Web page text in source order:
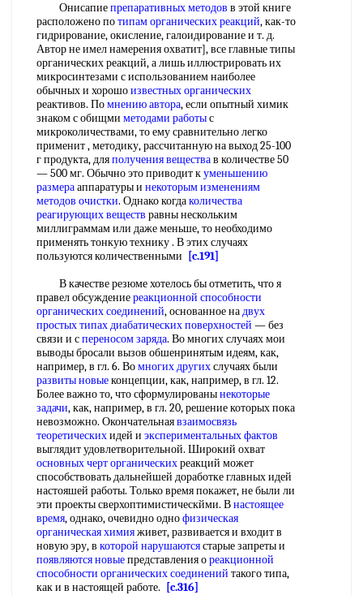
Онисапиепрепаративных методов в этой книге
расположено потипам органических реакций, как-то
гидрирование, окисление, галоидирование и т. д.
Автор не имел намерения охватит], все главные типы
органических реакций, а лишь иллюстрировать их
микросинтезами с использованием наиболее
обычных и хорошоизвестных органических
реактивов. Помнению автора, если опытный химик
знаком с обищми методами работыс
микроколичествами, то ему сравнительно легко
применит , методику, рассчитанную на выход 25-100
г продукта, дляполучения веществав количестве 50
— 500 мг. Обычно это приводит куменьшению
размерааппаратуры и некоторым изменениям
методов очистки. Однако когдаколичества
реагирующих веществ равны нескольким
миллиграммам или даже меньше, то необходимо
применять тонкую технику . В этих случаях
пользуются количественными
[c.191]
В качестве резюме хотелось бы отметить, что я
правел обсуждениереакционной способности
органических соединений, основанное надвух
простых типахдиабатических поверхностей — без
связи и спереносом заряда. Во многих случаях мои
выводы бросали вызов обшенринятым идеям, как,
например, в гл. 6. Вомногих другихслучаях были
развиты новыеконцепции, как, например, в гл. 12.
Более важно то, что сформулированынекоторые
задачи, как, например, в гл. 20, решение которых пока
невозможно. Окончательнаявзаимосвязь
теоретическихидей и экспериментальных фактов
выглядит удовлетворительной. Широкий охват
основных черт органическихреакций может
способствовать дальнейшей доработке главных идей
настояшей работы. Только время покажет, не были ли
эти проекты сверхоптимистическйми. Внастоящее
время, однако, очевидно однофизическая
органическая химияживет, развивается и входит в
новую эру, в которой нарушаютсястарые запреты и
появляются новыепредставления ореакционной
способности органических соединений такого типа,
как и в настоящей работе.
[c.316]